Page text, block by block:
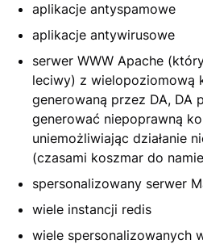
aplikacje antyspamowe
aplikacje antywirusowe
serwer WWW Apache
leciwy) z wielopoziomową
generowaną przez DA, DA
generować niepoprawną
uniemożliwiając działanie
(czasami koszmar do
spersonalizowany serwer
wiele instancji redis
wiele spersonalizowanych